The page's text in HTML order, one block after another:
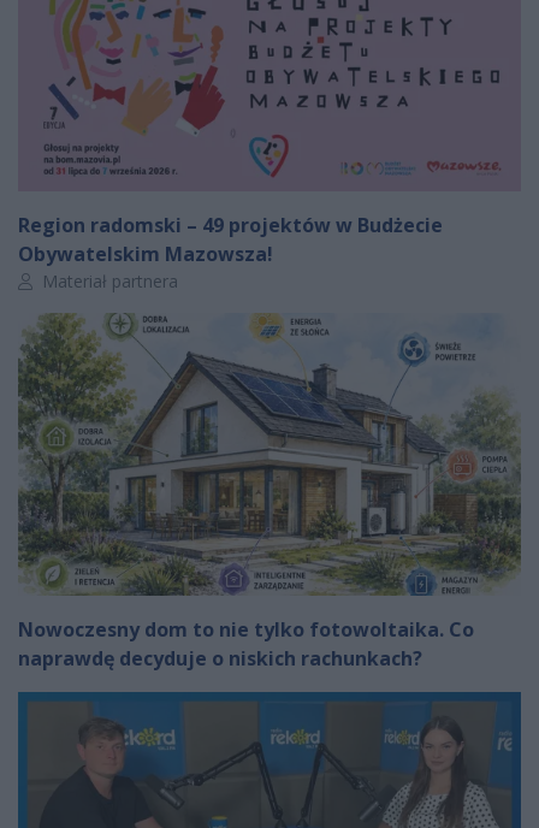
Region radomski – 49 projektów w Budżecie
Obywatelskim Mazowsza!
Autor artykułu:
Materiał partnera
Nowoczesny dom to nie tylko fotowoltaika. Co
naprawdę decyduje o niskich rachunkach?